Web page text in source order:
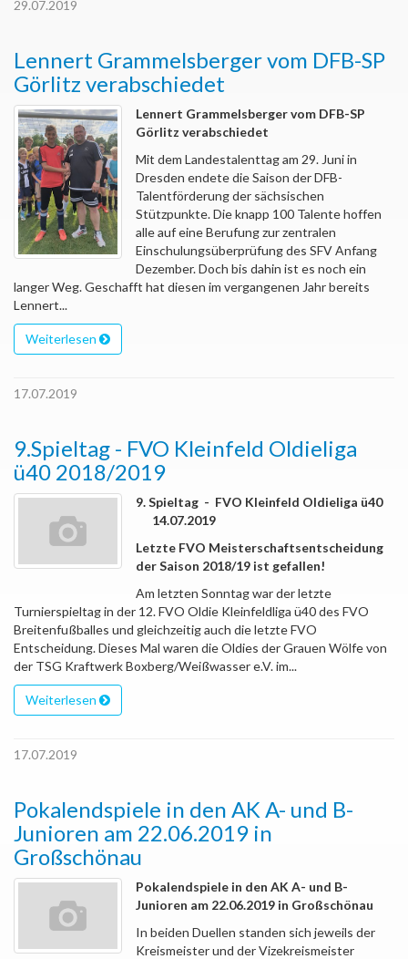
29.07.2019
Lennert Grammelsberger vom DFB-SP
Görlitz verabschiedet
Lennert Grammelsberger vom DFB-SP
Görlitz verabschiedet
Mit dem Landestalenttag am 29. Juni in
Dresden endete die Saison der DFB-
Talentförderung der sächsischen
Stützpunkte. Die knapp 100 Talente hoffen
alle auf eine Berufung zur zentralen
Einschulungsüberprüfung des SFV Anfang
Dezember. Doch bis dahin ist es noch ein
langer Weg. Geschafft hat diesen im vergangenen Jahr bereits
Lennert...
Weiterlesen
17.07.2019
9.Spieltag - FVO Kleinfeld Oldieliga
ü40 2018/2019
9. Spieltag - FVO Kleinfeld Oldieliga ü40
14.07.2019
Letzte FVO Meisterschaftsentscheidung
der Saison 2018/19 ist gefallen!
Am letzten Sonntag war der letzte
Turnierspieltag in der 12. FVO Oldie Kleinfeldliga ü40 des FVO
Breitenfußballes und gleichzeitig auch die letzte FVO
Entscheidung. Dieses Mal waren die Oldies der Grauen Wölfe von
der TSG Kraftwerk Boxberg/Weißwasser e.V. im...
Weiterlesen
17.07.2019
Pokalendspiele in den AK A- und B-
Junioren am 22.06.2019 in
Großschönau
Pokalendspiele in den AK A- und B-
Junioren am 22.06.2019 in Großschönau
In beiden Duellen standen sich jeweils der
Kreismeister und der Vizekreismeister